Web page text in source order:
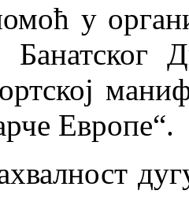
у
Банатског
Европе“.